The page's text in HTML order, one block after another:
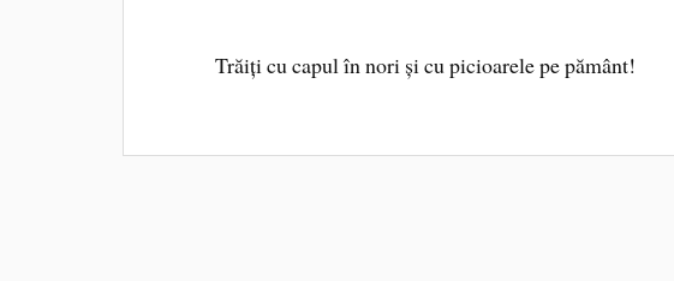
Trăiți cu capul în nori și cu picioarele pe pământ!